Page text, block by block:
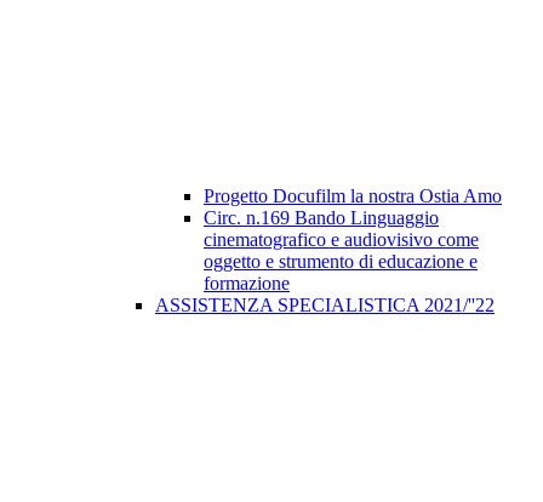
Progetto Docufilm la nostra Ostia Amo
Circ. n.169 Bando Linguaggio
cinematografico e audiovisivo come
oggetto e strumento di educazione e
formazione
ASSISTENZA SPECIALISTICA 2021/''22